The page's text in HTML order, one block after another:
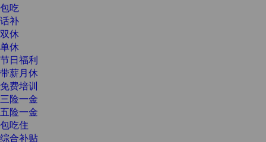
包吃
话补
双休
单休
节日福利
带薪月休
免费培训
三险一金
五险一金
包吃住
综合补贴